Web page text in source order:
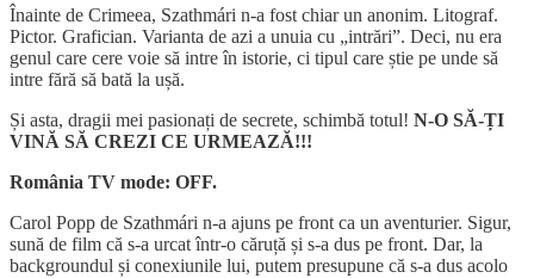
Înainte de Crimeea, Szathmári n-a fost chiar un anonim. Litograf.
Pictor. Grafician. Varianta de azi a unuia cu „intrări”. Deci, nu era
genul care cere voie să intre în istorie, ci tipul care știe pe unde să
intre fără să bată la ușă.
Și asta, dragii mei pasionați de secrete, schimbă totul! N-O SĂ-ȚI
VINĂ SĂ CREZI CE URMEAZĂ!!!
România TV mode: OFF.
Carol Popp de Szathmári n-a ajuns pe front ca un aventurier. Sigur,
sună de film că s-a urcat într-o căruță și s-a dus pe front. Dar, la
backgroundul și conexiunile lui, putem presupune că s-a dus acolo